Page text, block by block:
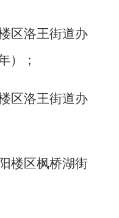
区洛王街道办
）；
区洛王街道办
楼区枫桥湖街